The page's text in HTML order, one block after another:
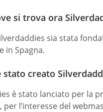
si trova ora
sia stata
in Spagna.
stato creato
è stato lanciato per la
per l’interesse del